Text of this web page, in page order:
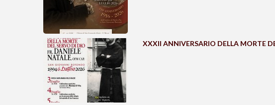
XXXII ANNIVERSARIO DELLA MORTE